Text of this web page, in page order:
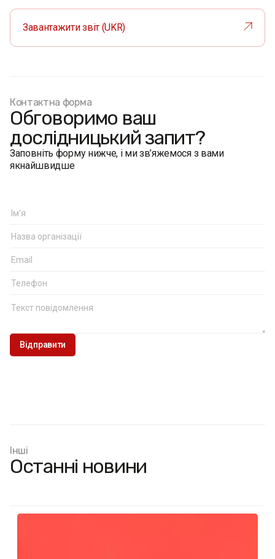
Завантажити звіт (UKR)
Контактна форма
Обговоримо ваш
дослідницький запит?
Заповніть форму нижче, і ми зв’яжемося з вами
якнайшвидше
Інші
Останні новини